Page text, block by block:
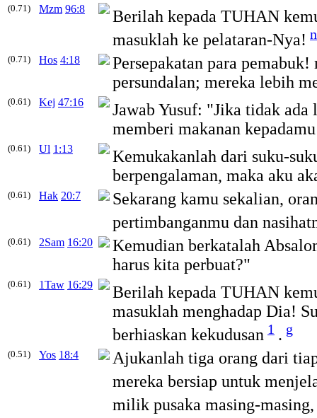
(0.71) Mzm 96:8
Berilah kepada TUHAN
masuklah ke pelataran-Nya! n
(0.71) Hos 4:18
Persepakatan para
persundalan; mereka lebih
(0.61) Kej 47:16
Jawab Yusuf: "Jika tidak ada
memberi makanan
(0.61) Ul 1:13
Kemukakanlah dari suku-
berpengalaman, maka aku
(0.61) Hak 20:7
Sekarang kamu sekalian,
pertimbanganmu dan
(0.61) 2Sam 16:20
Kemudian berkatalah
harus kita perbuat?"
(0.61) 1Taw 16:29
Berilah kepada TUHAN
masuklah menghadap Dia!
berhiaskan kekudusan 1 . g
(0.51) Yos 18:4
Ajukanlah tiga orang dari
mereka bersiap untuk
milik pusaka masing-masing,